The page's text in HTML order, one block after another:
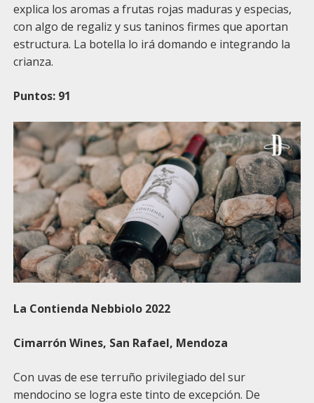
explica los aromas a frutas rojas maduras y especias,
con algo de regaliz y sus taninos firmes que aportan
estructura. La botella lo irá domando e integrando la
crianza.
Puntos: 91
La Contienda Nebbiolo 2022
Cimarrón Wines, San Rafael, Mendoza
Con uvas de ese terruño privilegiado del sur
mendocino se logra este tinto de excepción. De